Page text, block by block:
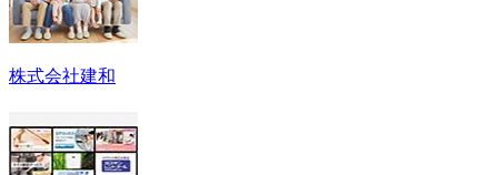
株式会社建和